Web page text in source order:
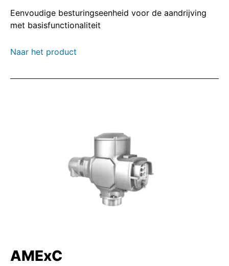
Eenvoudige besturingseenheid voor de aandrijving
met basisfunctionaliteit
Naar het product
AMExC